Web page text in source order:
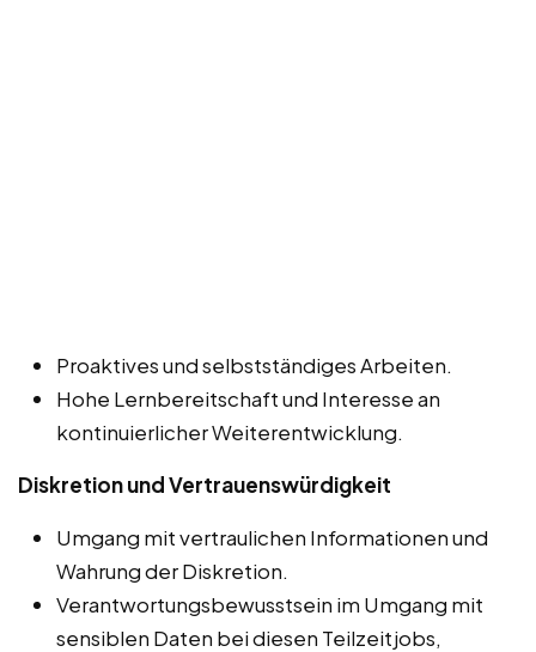
Proaktives und selbstständiges Arbeiten.
Hohe Lernbereitschaft und Interesse an
kontinuierlicher Weiterentwicklung.
Diskretion und Vertrauenswürdigkeit
Umgang mit vertraulichen Informationen und
Wahrung der Diskretion.
Verantwortungsbewusstsein im Umgang mit
sensiblen Daten bei diesen Teilzeitjobs,